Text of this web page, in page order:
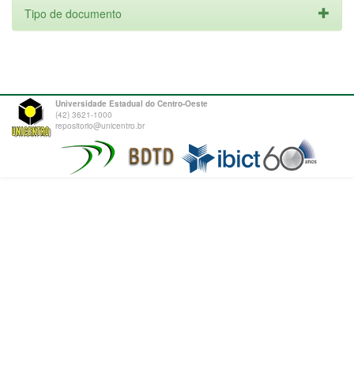
Tipo de documento
Universidade Estadual do Centro-Oeste
(42) 3621-1000
repositorio@unicentro.br